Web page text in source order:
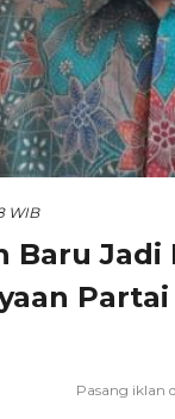
WIB
Baru Jadi
Partai